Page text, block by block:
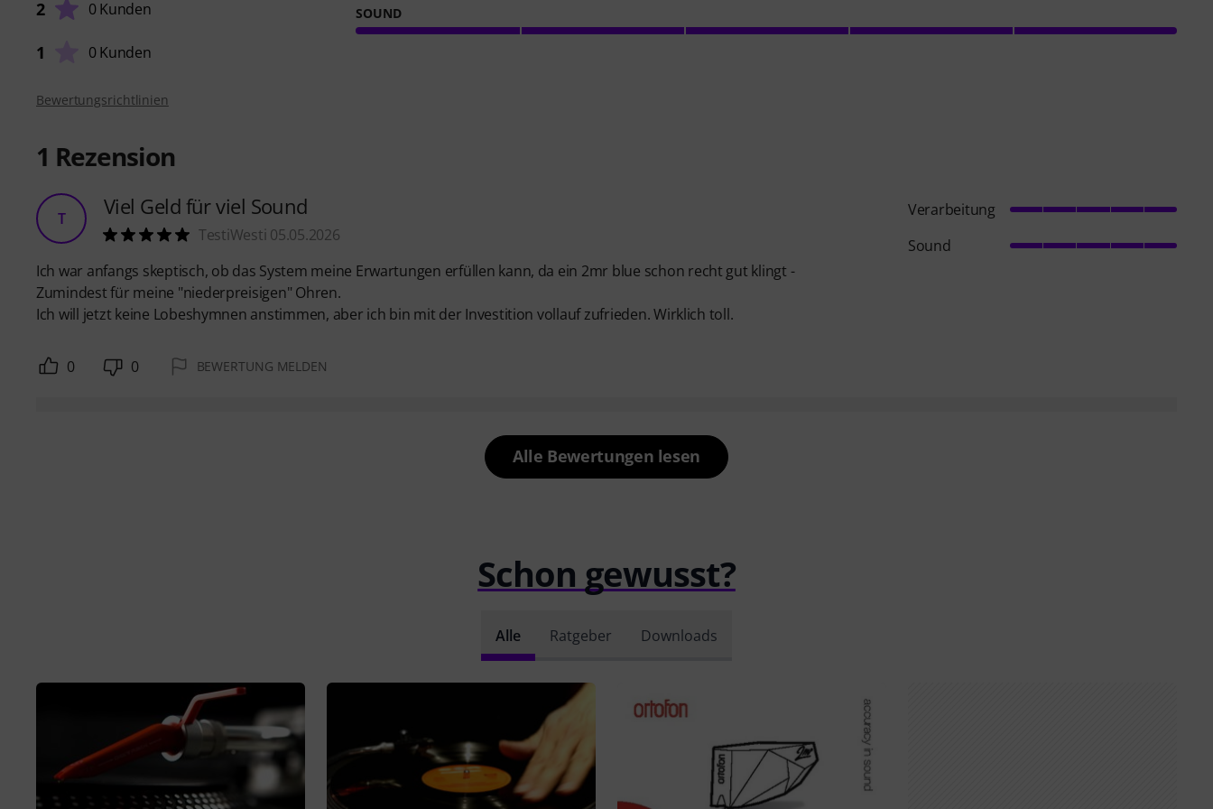
2 0 Kunden
1 0 Kunden
SOUND
Bewertungsrichtlinien
1 Rezension
T Viel Geld für viel Sound
TestiWesti 05.05.2026
Ich war anfangs skeptisch, ob das System meine Erwartungen erfüllen kann, da ein 2mr blue schon recht gut klingt -
Zumindest für meine "niederpreisigen" Ohren.
Ich will jetzt keine Lobeshymnen anstimmen, aber ich bin mit der Investition vollauf zufrieden. Wirklich toll.
Verarbeitung
Sound
0 0 BEWERTUNG MELDEN
Alle Bewertungen lesen
Schon gewusst?
Alle Ratgeber Downloads